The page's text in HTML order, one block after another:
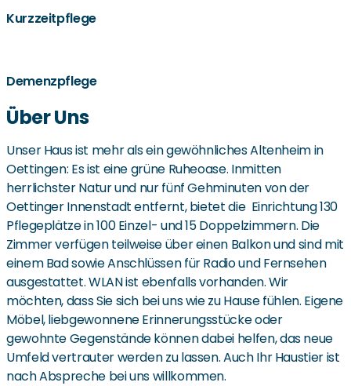
Kurzzeitpflege
Demenzpflege
Über Uns
Unser Haus ist mehr als ein gewöhnliches Altenheim in
Oettingen: Es ist eine grüne Ruheoase. Inmitten
herrlichster Natur und nur fünf Gehminuten von der
Oettinger Innenstadt entfernt, bietet die Einrichtung 130
Pflegeplätze in 100 Einzel- und 15 Doppelzimmern. Die
Zimmer verfügen teilweise über einen Balkon und sind mit
einem Bad sowie Anschlüssen für Radio und Fernsehen
ausgestattet. WLAN ist ebenfalls vorhanden. Wir
möchten, dass Sie sich bei uns wie zu Hause fühlen. Eigene
Möbel, liebgewonnene Erinnerungsstücke oder
gewohnte Gegenstände können dabei helfen, das neue
Umfeld vertrauter werden zu lassen. Auch Ihr Haustier ist
nach Abspreche bei uns willkommen.